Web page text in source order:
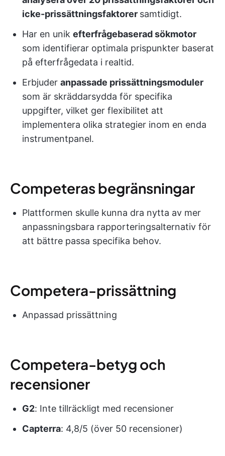
icke-prissättningsfaktorer samtidigt.
Har en unik efterfrågebaserad sökmotor
som identifierar optimala prispunkter baserat
på efterfrågedata i realtid.
Erbjuder anpassade prissättningsmoduler
som är skräddarsydda för specifika
uppgifter, vilket ger flexibilitet att
implementera olika strategier inom en enda
instrumentpanel.
Competeras begränsningar
Plattformen skulle kunna dra nytta av mer
anpassningsbara rapporteringsalternativ för
att bättre passa specifika behov.
Competera-prissättning
Anpassad prissättning
Competera-betyg och
recensioner
G2: Inte tillräckligt med recensioner
Capterra: 4,8/5 (över 50 recensioner)